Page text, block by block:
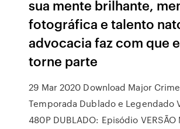
sua mente brilhante,
fotográfica e talento
advocacia faz com que
torne parte
29 Mar 2020 Download Major
Temporada Dublado e Legendado
480P DUBLADO: Episódio VERSÃO